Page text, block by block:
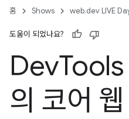
홈 Shows web.dev LIVE
도움이 되었나요?
DevTools
의 코어